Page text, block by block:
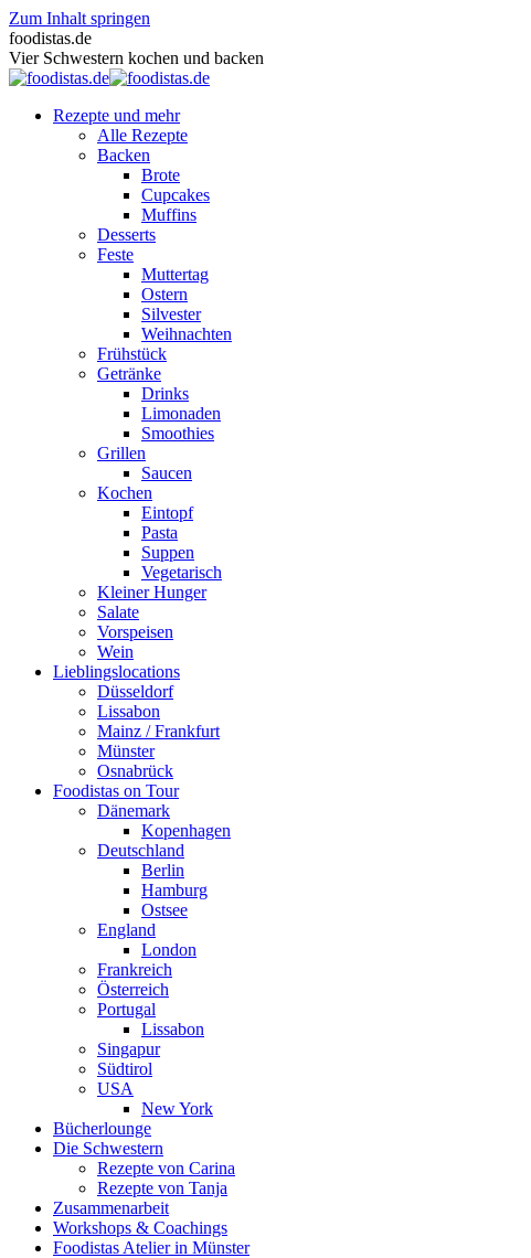
Zum Inhalt springen
foodistas.de
Vier Schwestern kochen und backen
Rezepte und mehr
Alle Rezepte
Backen
Brote
Cupcakes
Muffins
Desserts
Feste
Muttertag
Ostern
Silvester
Weihnachten
Frühstück
Getränke
Drinks
Limonaden
Smoothies
Grillen
Saucen
Kochen
Eintopf
Pasta
Suppen
Vegetarisch
Kleiner Hunger
Salate
Vorspeisen
Wein
Lieblingslocations
Düsseldorf
Lissabon
Mainz / Frankfurt
Münster
Osnabrück
Foodistas on Tour
Dänemark
Kopenhagen
Deutschland
Berlin
Hamburg
Ostsee
England
London
Frankreich
Österreich
Portugal
Lissabon
Singapur
Südtirol
USA
New York
Bücherlounge
Die Schwestern
Rezepte von Carina
Rezepte von Tanja
Zusammenarbeit
Workshops & Coachings
Foodistas Atelier in Münster